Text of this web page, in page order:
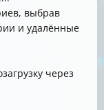
выбрав
и удалённые
через